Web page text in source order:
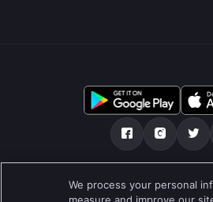
ഞങ്ങളെക്കുറിച്ച്
We process your personal